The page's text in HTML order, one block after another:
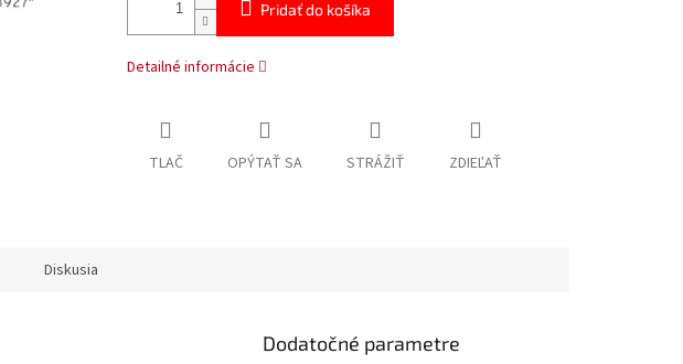
Pridať do košíka
Detailné informácie
TLAČ OPÝTAŤ SA STRÁŽIŤ ZDIEĽAŤ
Diskusia
Dodatočné parametre